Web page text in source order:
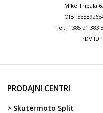
Mike Tripala
OIB:
Tel.: +385 21 383
PDV ID:
PRODAJNI CENTRI
> Skutermoto Split